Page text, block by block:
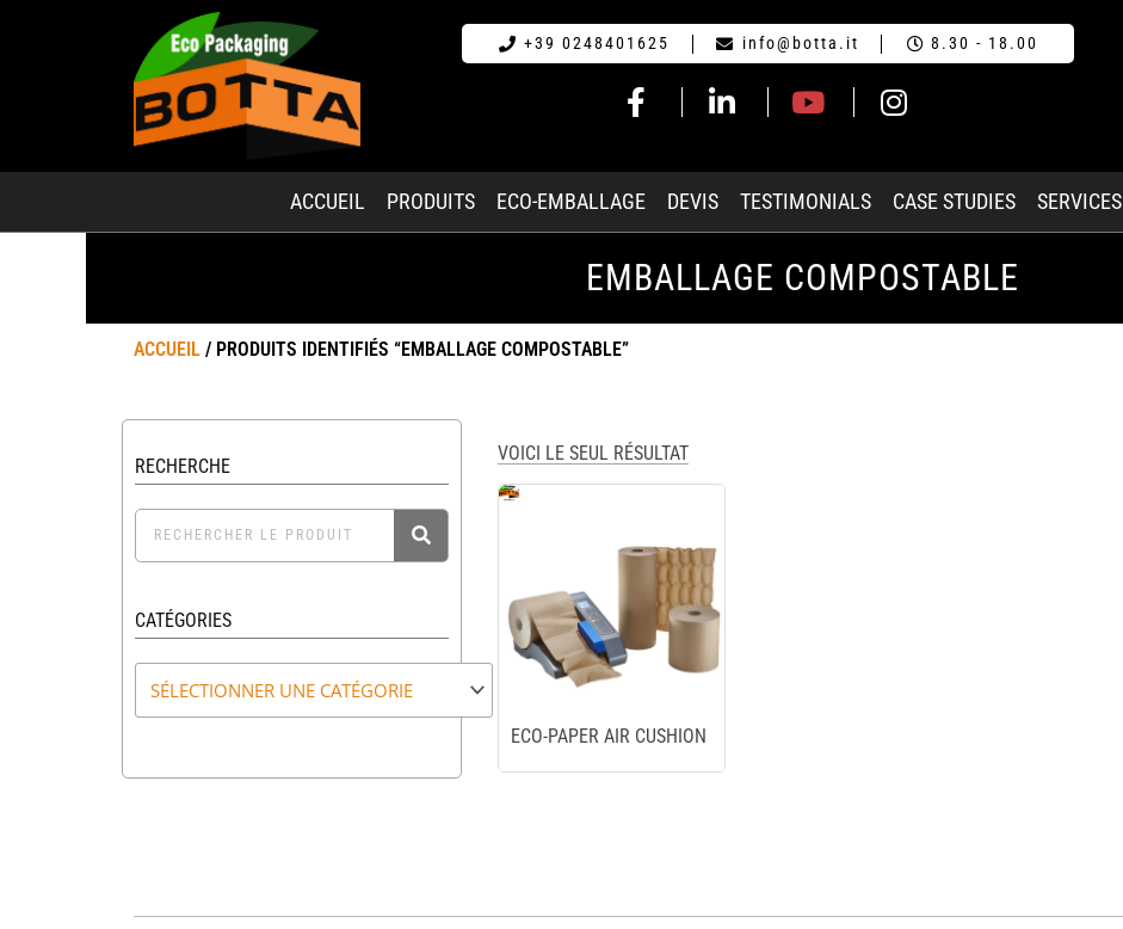
+39 0248401625 info@botta.it 8.30 - 18.00
ACCUEIL PRODUITS ECO-EMBALLAGE DEVIS TESTIMONIALS CASE STUDIES SERVICES
EMBALLAGE COMPOSTABLE
ACCUEIL / PRODUITS IDENTIFIÉS “EMBALLAGE COMPOSTABLE”
RECHERCHE
CATÉGORIES
VOICI LE SEUL RÉSULTAT
ECO-PAPER AIR CUSHION